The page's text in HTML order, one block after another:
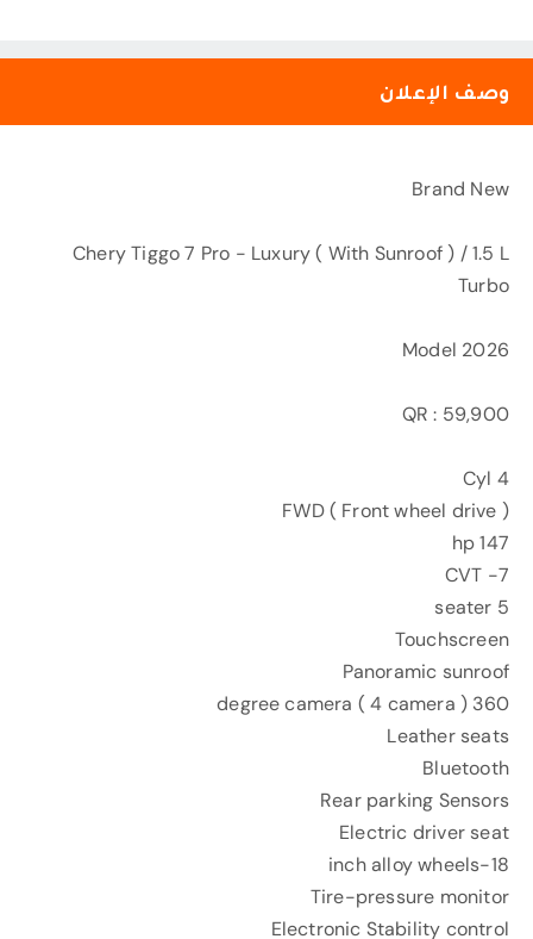
وصف الإعلان
Brand New
Chery Tiggo 7 Pro - Luxury ( With Sunroof ) / 1.5 L
Turbo
Model 2026
QR : 59,900
4 Cyl
FWD ( Front wheel drive )
147 hp
7- CVT
5 seater
Touchscreen
Panoramic sunroof
360 degree camera ( 4 camera )
Leather seats
Bluetooth
Rear parking Sensors
Electric driver seat
18-inch alloy wheels
Tire-pressure monitor
Electronic Stability control